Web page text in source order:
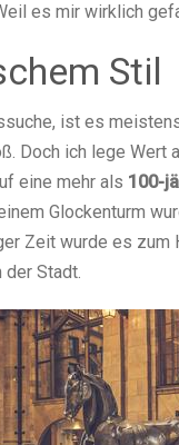
es mir wirklich
Stil
ist es
Doch ich lege Wert
eine mehr als 100-
Glockenturm
Zeit wurde es zum
Stadt.